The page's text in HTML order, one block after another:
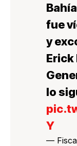
fue
y
Erick
lo
Y
—